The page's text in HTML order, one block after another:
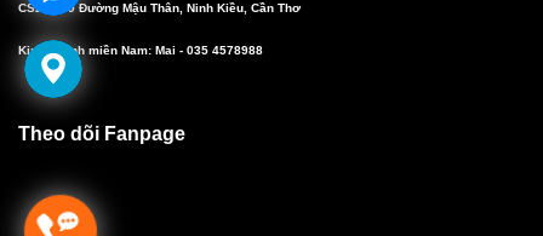
CS2: 10/9 Đường Mậu Thân, Ninh Kiều, Cần Thơ
Kinh doanh miền Nam: Mai - 035 4578988
Theo dõi Fanpage